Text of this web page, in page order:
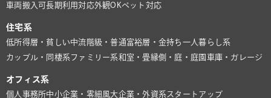
車両搬入可長期利用対応外観OKペット対応
住宅系
低所得層・貧しい中流階級・普通富裕層・金持ち 一人暮らし系
カップル・同棲系ファミリー系和室・畳縁側・庭・庭園 車庫・ガレージ
オフィス系
個人事務所中小企業・零細風大企業・外資系スタートアップ